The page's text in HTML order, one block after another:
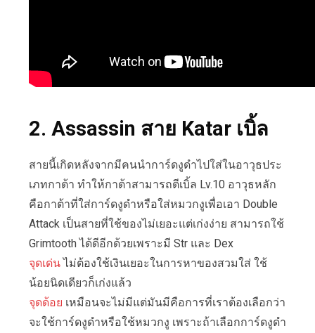
2. Assassin สาย Katar เบิ้ล
สายนี้เกิดหลังจากมีคนนำการ์ดงูดำไปใส่ในอาวุธประ
เภทกาต้า ทำให้กาต้าสามารถตีเบิ้ล Lv.10 อาวุธหลัก
คือกาต้าที่ใส่การ์ดงูดำหรือใส่หมวกงูเพื่อเอา Double
Attack เป็นสายที่ใช้ของไม่เยอะแต่เก่งง่าย สามารถใช้
Grimtooth ได้ดีอีกด้วยเพราะมี Str และ Dex
จุดเด่นไม่ต้องใช้เงินเยอะในการหาของสวมใส่ ใช้
น้อยนิดเดียวก็เก่งแล้ว
จุดด้อย เหมือนจะไม่มีแต่มันมีคือการที่เราต้องเลือกว่า
จะใช้การ์ดงูดำหรือใช้หมวกงู เพราะถ้าเลือกการ์ดงูดำ